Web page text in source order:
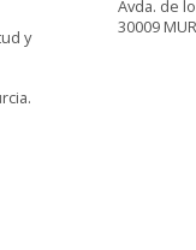
y
Avda. de
30009